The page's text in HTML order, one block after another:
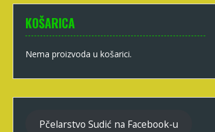
KOŠARICA
Nema proizvoda u košarici.
Pčelarstvo Sudić na Facebook-u